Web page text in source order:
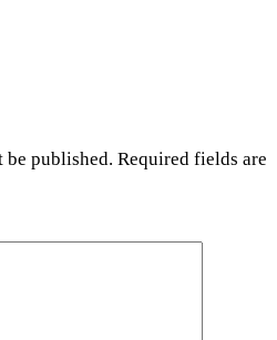
be published. Required fields are